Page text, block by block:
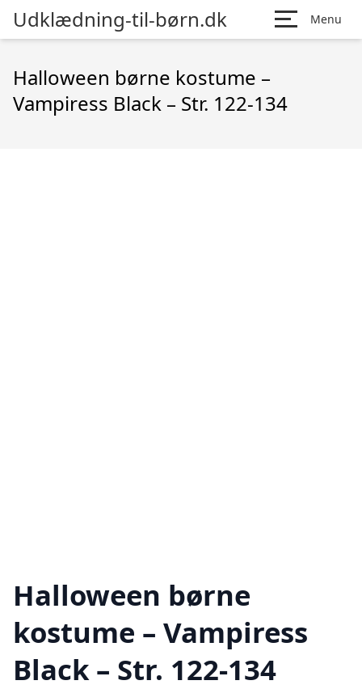
Udklædning-til-børn.dk Menu
Halloween børne kostume –
Vampiress Black – Str. 122-134
Halloween børne
kostume – Vampiress
Black – Str. 122-134